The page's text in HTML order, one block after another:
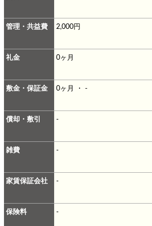
管理・共益費 2,000円
礼金 0ヶ月
敷金・保証金 0ヶ月 ・ -
償却・敷引 -
雑費 -
家賃保証会社 -
保険料 -